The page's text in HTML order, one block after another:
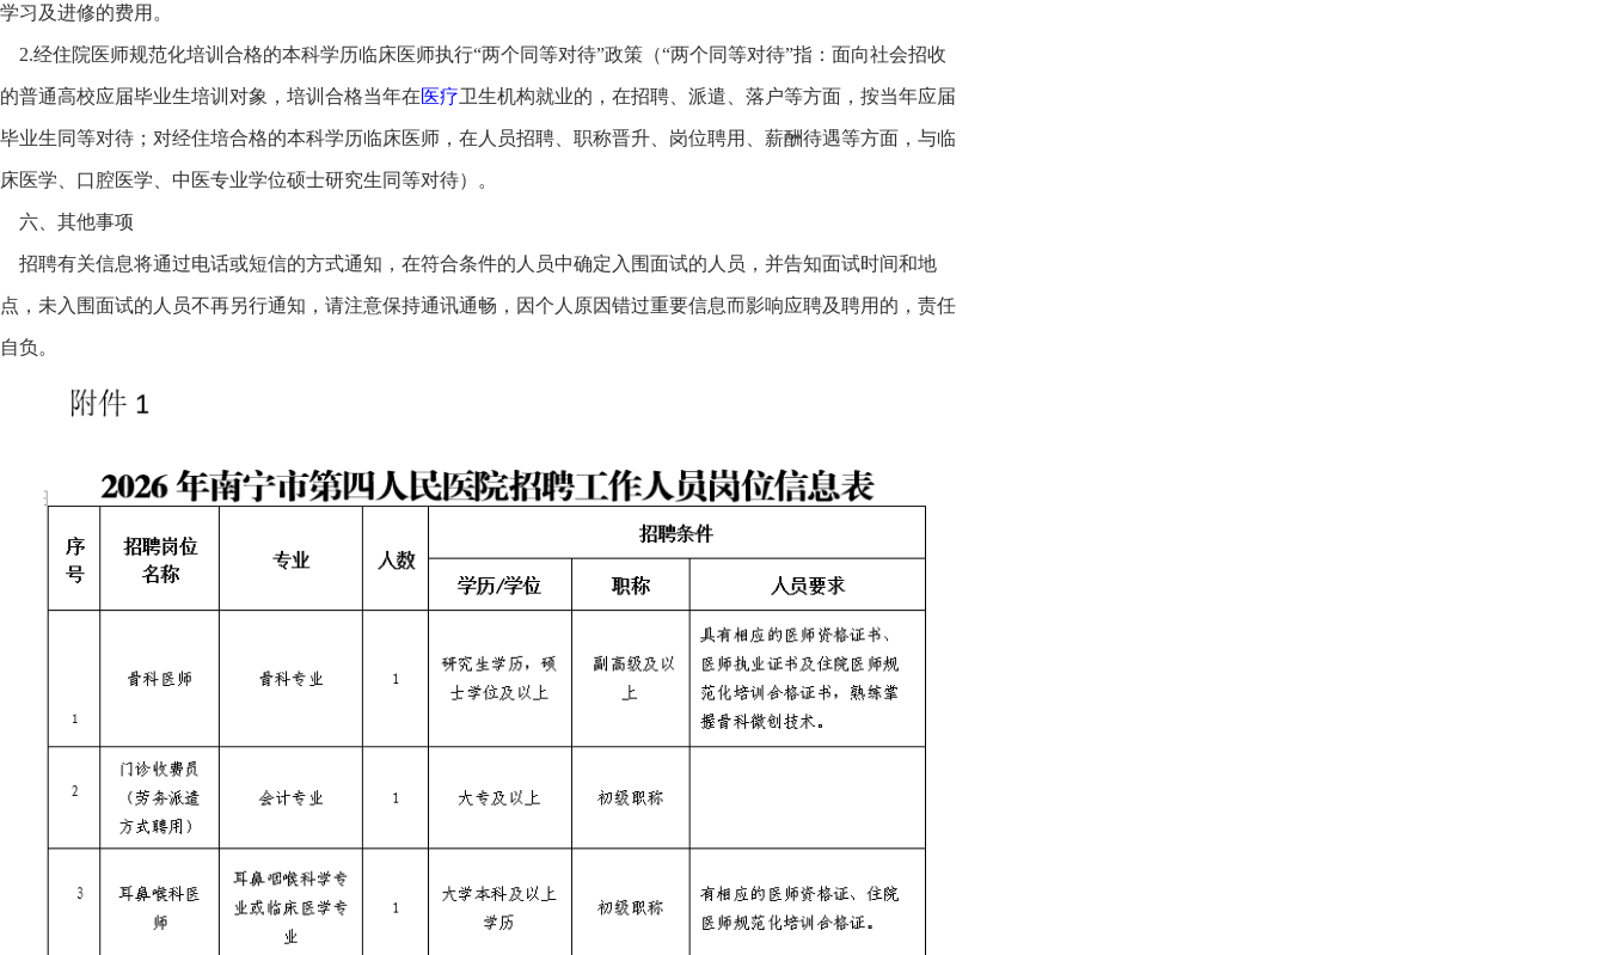
学习及进修的费用。
2.经住院医师规范化培训合格的本科学历临床医师执行“两个同等对待”政策（“两个同等对待”指：面向社会招收
的普通高校应届毕业生培训对象，培训合格当年在医疗卫生机构就业的，在招聘、派遣、落户等方面，按当年应届
毕业生同等对待；对经住培合格的本科学历临床医师，在人员招聘、职称晋升、岗位聘用、薪酬待遇等方面，与临
床医学、口腔医学、中医专业学位硕士研究生同等对待）。
六、其他事项
招聘有关信息将通过电话或短信的方式通知，在符合条件的人员中确定入围面试的人员，并告知面试时间和地
点，未入围面试的人员不再另行通知，请注意保持通讯通畅，因个人原因错过重要信息而影响应聘及聘用的，责任
自负。